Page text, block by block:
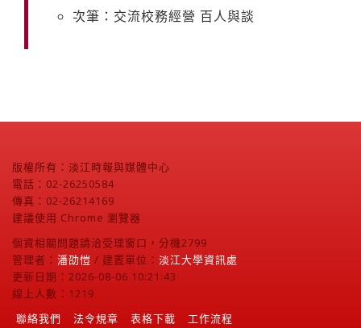
次筆：交流校務經營 百人與談
版權所有：淡江時報與媒體中心
電話：02-26250584
傳真：02-26214169
建議使用 Chrome 瀏覽器
個資相關問題請洽受理窗口，分機2799
管理者： 潘劭愷 / 建置單位： 淡江大學資訊處
更新日期：2026-08-06 10:21:43
線上人數：1219
聯絡我們
法令規章 表格下載
工作流程